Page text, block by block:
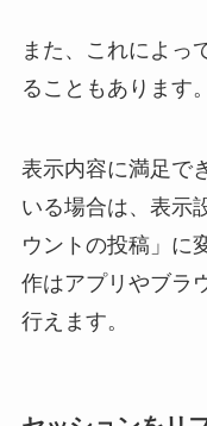
また、これによっ
ることもあります。
表示内容に満足で
いる場合は、表示
ウントの投稿」に
作はアプリやブラ
行えます。